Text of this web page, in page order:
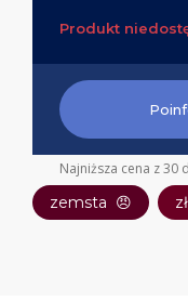
Produkt
Najniższa cena z 30
zemsta 😠